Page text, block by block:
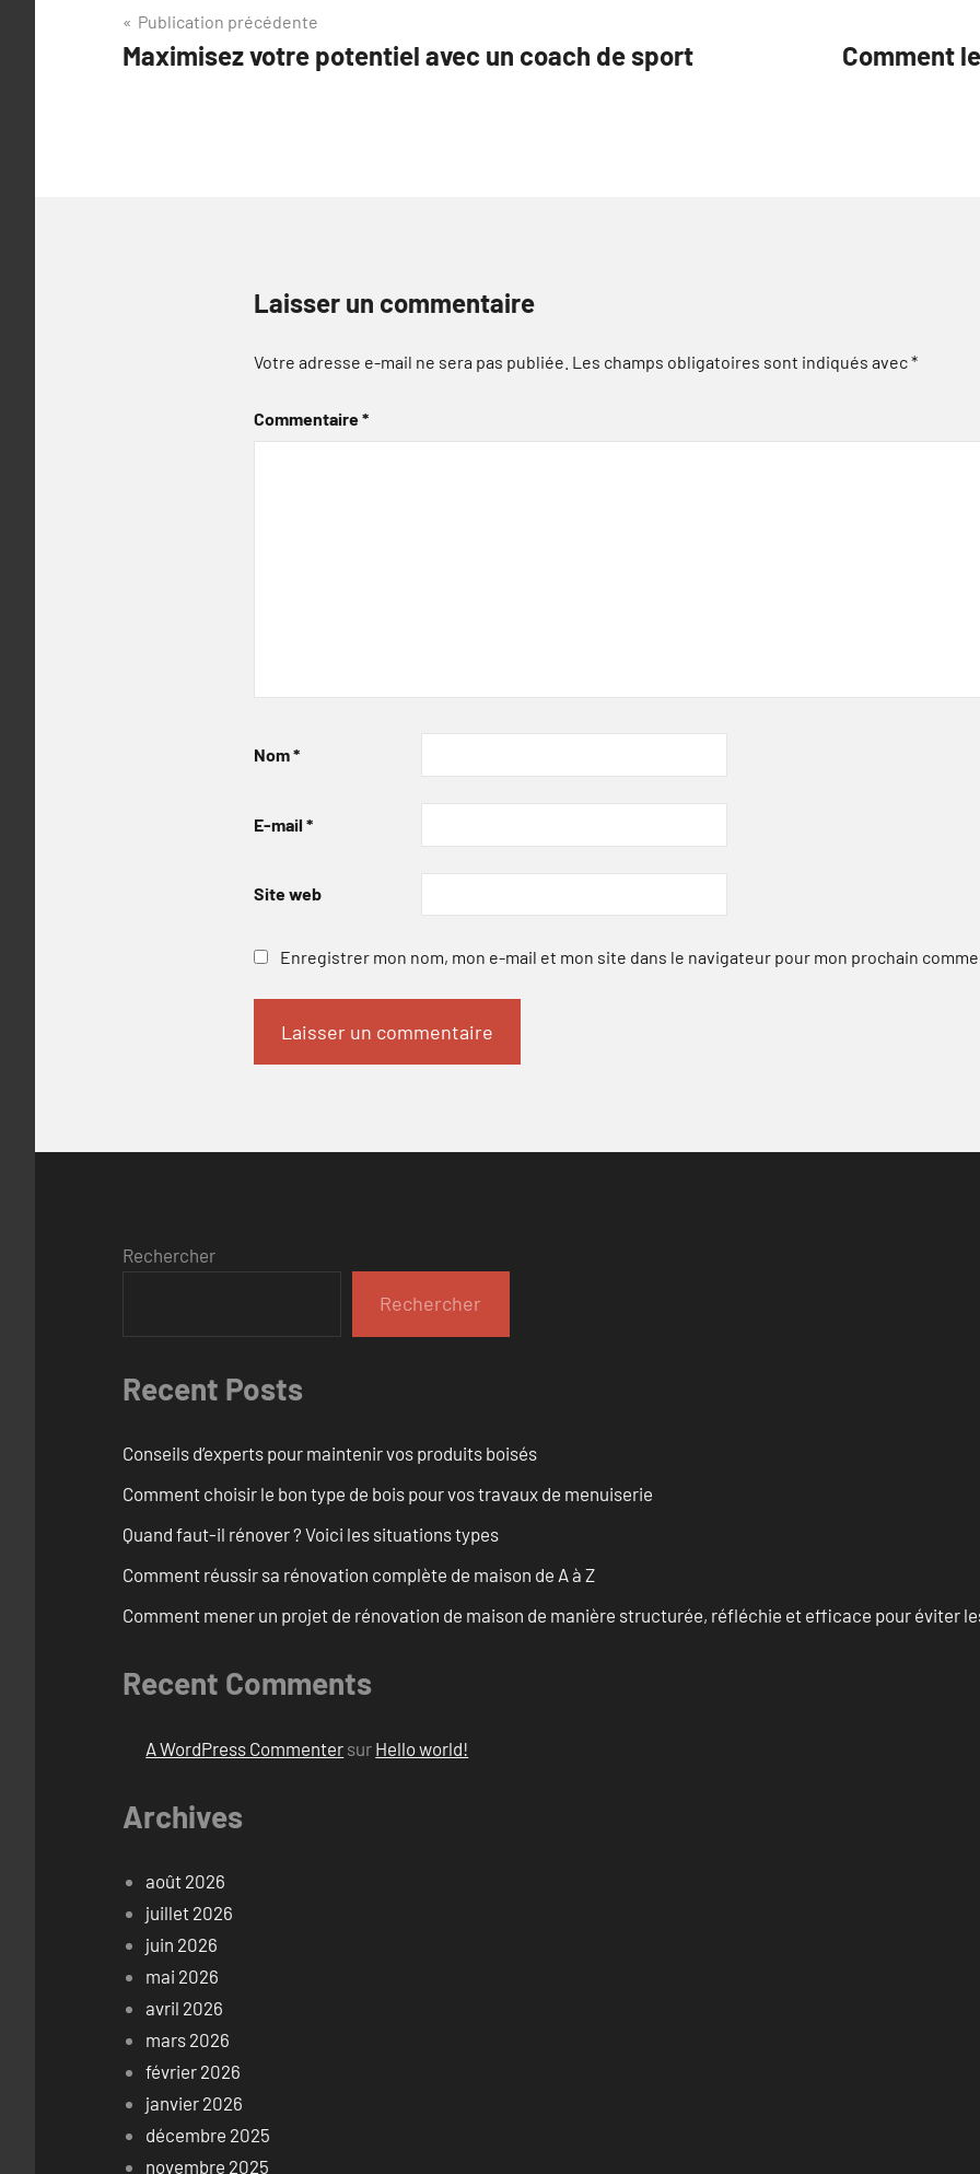
Navigation
de
Publication précédente
Maximisez votre potentiel avec un coach de sport
Comment
Laisser un commentaire
Votre adresse e-mail ne sera pas publiée. Les champs obligatoires sont indiqués avec*
Commentaire*
Nom*
E-mail *
Site web
Enregistrer mon nom, mon e-mail et mon site dans le navigateur pour mon prochain
Rechercher
Rechercher
Recent Posts
Conseils d’experts pour maintenir vos produits boisés
Comment choisir le bon type de bois pour vos travaux de menuiserie
Quand faut-il rénover ? Voici les situations types
Comment réussir sa rénovation complète de maison de A à Z
Comment mener un projet de rénovation de maison de manière structurée, réfléchie et efficace pour éviter
Recent Comments
A WordPress Commenter sur Hello world!
Archives
août 2026
juillet 2026
juin 2026
mai 2026
avril 2026
mars 2026
février 2026
janvier 2026
décembre 2025
novembre 2025